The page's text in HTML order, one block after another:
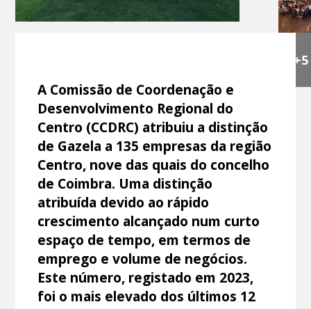
+5
A Comissão de Coordenação e
Desenvolvimento Regional do
Centro (CCDRC) atribuiu a distinção
de Gazela a 135 empresas da região
Centro, nove das quais do concelho
de Coimbra. Uma distinção
atribuída devido ao rápido
crescimento alcançado num curto
espaço de tempo, em termos de
emprego e volume de negócios.
Este número, registado em 2023,
foi o mais elevado dos últimos 12